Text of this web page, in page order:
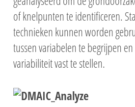
of knelpunten te identificeren.
technieken kunnen worden
tussen variabelente begrijpen
variabiliteit vast te stellen.